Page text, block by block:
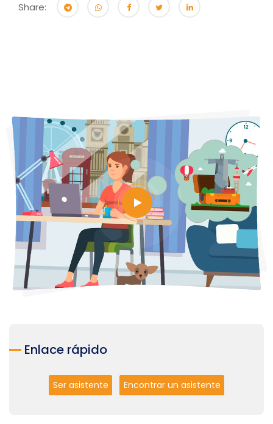
Share:
Enlace rápido
Ser asistente Encontrar un asistente